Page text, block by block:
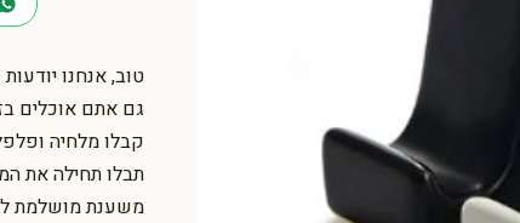
טוב, אנחנו
גם אתם אוכלים
קבלו מלחיה
תבלו תחילה את
משענת מושלמת
Smart
Stand